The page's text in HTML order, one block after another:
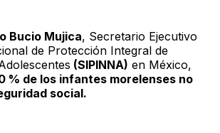
Bucio Mujica, Secretario Ejecutivo
de Protección Integral de
(SIPINNA) en México,
% de los infantes morelenses no
social.